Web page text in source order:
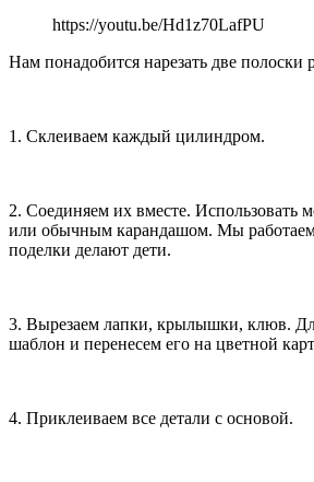
https://youtu.be/Hd1z70LafPU
Нам понадобится нарезать две полоски
1. Склеиваем каждый цилиндром.
2. Соединяем их вместе. Использовать
или обычным карандашом. Мы
поделки делают дети.
3. Вырезаем лапки, крылышки, клюв.
шаблон и перенесем его на цветной
4. Приклеиваем все детали с основой.